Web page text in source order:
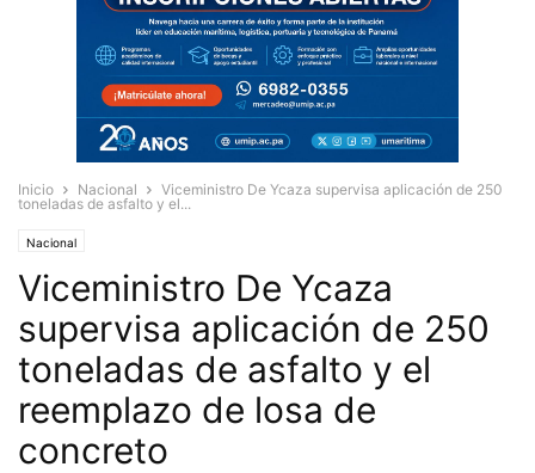
Inicio Nacional
Viceministro De Ycaza supervisa aplicación de 250
toneladas de asfalto y el...
Nacional
Viceministro De Ycaza
supervisa aplicación de 250
toneladas de asfalto y el
reemplazo de losa de
concreto